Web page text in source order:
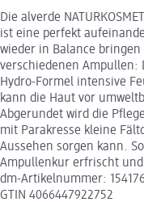
Die alverde
ist eine perfekt
wieder in Balance
verschiedenen Ampullen:
Hydro-Formel intensive
kann die Haut vor
Abgerundet wird die
mit Parakresse kleine
Aussehen sorgen kann.
Ampullenkur erfrischt
dm-Artikelnummer:
GTIN 4066447922752